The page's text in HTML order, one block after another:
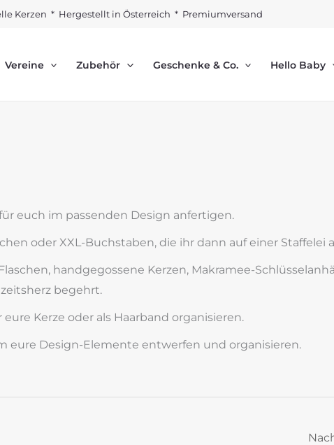
Kerzen * Hergestellt in Österreich * Premiumversand
Vereine Zubehör Geschenke & Co. Hello Baby
euch im passenden Design anfertigen.
oder XXL-Buchstaben, die ihr dann auf einer Staffelei
handgegossene Kerzen, Makramee-
begehrt.
Kerze oder als Haarband organisieren.
eure Design-Elemente entwerfen und organisieren.